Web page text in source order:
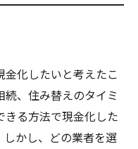
化したいと考えたこ
、住み替えのタイミ
きる方法で現金化した
かし、どの業者を選